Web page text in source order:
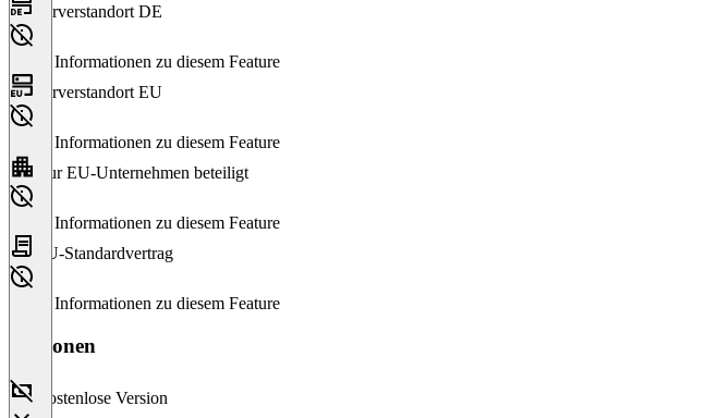
Serverstandort DE
Keine Informationen zu diesem Feature
Serverstandort EU
Keine Informationen zu diesem Feature
Nur EU-Unternehmen beteiligt
Keine Informationen zu diesem Feature
EU-Standardvertrag
Keine Informationen zu diesem Feature
Versionen
Kostenlose Version